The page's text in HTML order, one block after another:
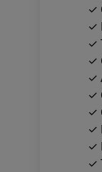
✓
✓
✓
✓
✓
✓
✓
✓
✓
✓